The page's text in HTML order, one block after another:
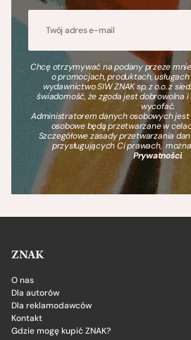
Chcę otrzymywać na podany przeze
o promocjach, produktach,
wydawnictwo SIW ZNAK sp. z o.o. z
świadomość, że zgoda jest dobrowolna
wycofać.
Administratorem danych osobowych jest
osobowe będą przetwarzane w
Szczegółowe zasady przetwarzania
przysługujących Ci prawach,
Prywatności.
ZNAK
O nas
Dla autorów
Dla reklamodawców
Kontakt
Gdzie mogę kupić ZNAK?